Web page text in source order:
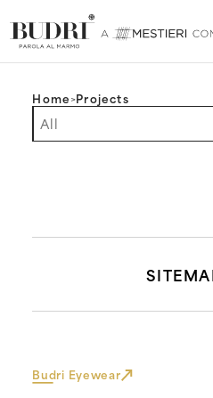
Home>Projects
Filtro progetti
Select content
Select content
Budri Eyewear